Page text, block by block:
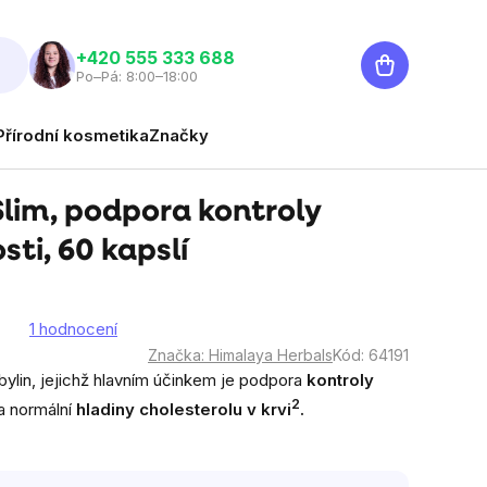
‭+420 555 333 688
Po–Pá: 8:00–18:00
Nákupní
košík
kosmetikaZnačky
podpora kontroly
60 kapslí
1 hodnocení
Značka: Himalaya HerbalsKód: 64191
jejichž hlavním účinkem je podpora kontroly
normální hladiny cholesterolu v krvi2.